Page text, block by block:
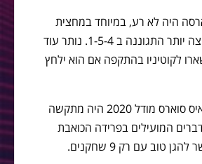
היה לא רע, במיוחד במחצית
הראשונה, שם הקבוצה יותר התגוננה ב 1-5-4. נותר עוד
לקוטיניו בהתקפה אם הוא ילחץ
זה משחק לחץ, שלואיס סוארס מודל 2020 היה מתקשה
המועילים בפרידה הכואבת
טוב עם רק 9 שחקנים.